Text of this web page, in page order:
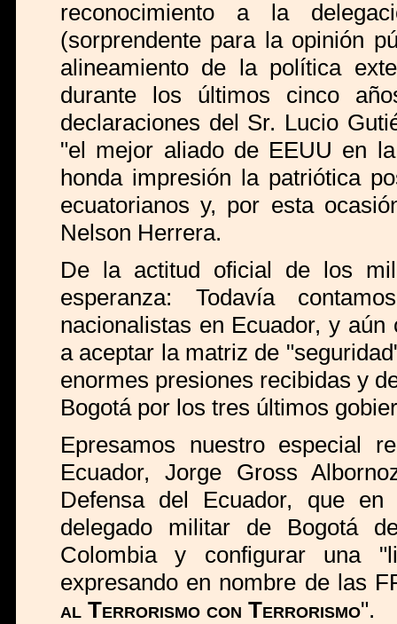
reconocimiento a la
(sorprendente para la opinión
alineamiento de la política
durante los últimos cinco
declaraciones del Sr. Lucio
"el mejor aliado de EEUU en
honda impresión la patriótica
ecuatorianos y, por esta
Nelson Herrera.
De la actitud oficial de los
esperanza: Todavía
nacionalistas en Ecuador, y
a aceptar la matriz de
enormes presiones recibidas y
Bogotá por los tres últimos
Epresamos nuestro especial
Ecuador, Jorge Gross
Defensa del Ecuador, que
delegado militar de Bogotá
Colombia y configurar una
expresando en nombre de las
al Terrorismo con Terrorismo".